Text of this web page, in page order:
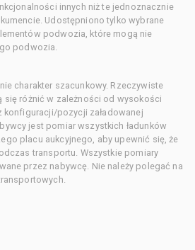
innych niż te jednoznacznie
Udostępniono tylko wybrane
podwozia, które mogą nie
podwozia.
charakter szacunkowy. Rzeczywiste
się różnić w zależności od wysokości
pozycji załadowanej
jest pomiar wszystkich ładunków
placu aukcyjnego, aby upewnić się, że
transportu. Wszystkie pomiary
przez nabywcę. Nie należy polegać na